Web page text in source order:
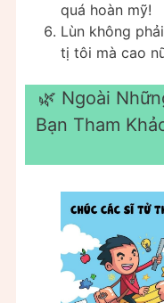
quá hoàn mỹ!
Lùn không
tị tôi mà cao
🌿 Ngoài
Bạn Tham